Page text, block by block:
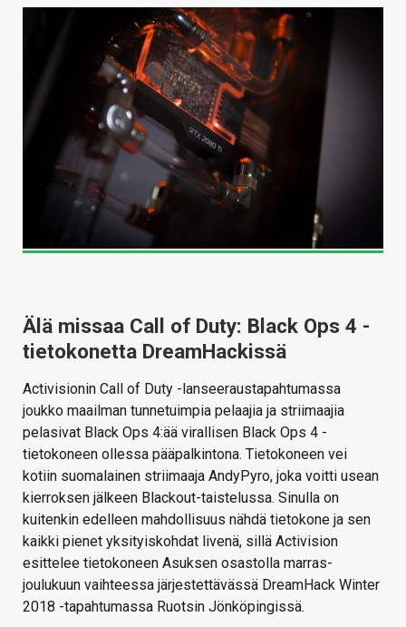
Älä missaa Call of Duty: Black Ops 4 -
tietokonetta DreamHackissä
Activisionin Call of Duty -lanseeraustapahtumassa
joukko maailman tunnetuimpia pelaajia ja striimaajia
pelasivat Black Ops 4:ää virallisen Black Ops 4 -
tietokoneen ollessa pääpalkintona. Tietokoneen vei
kotiin suomalainen striimaaja AndyPyro, joka voitti usean
kierroksen jälkeen Blackout-taistelussa. Sinulla on
kuitenkin edelleen mahdollisuus nähdä tietokone ja sen
kaikki pienet yksityiskohdat livenä, sillä Activision
esittelee tietokoneen Asuksen osastolla marras-
joulukuun vaihteessa järjestettävässä DreamHack Winter
2018 -tapahtumassa Ruotsin Jönköpingissä.